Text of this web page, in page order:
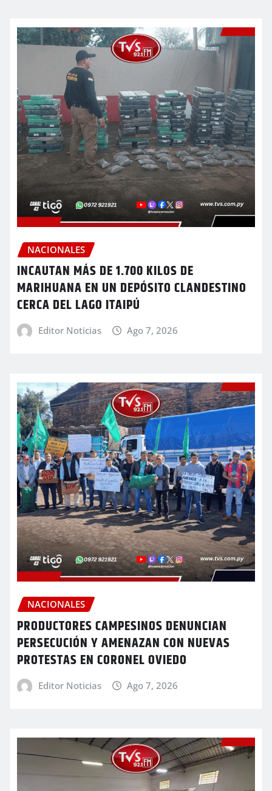
NACIONALES
INCAUTAN MÁS DE 1.700 KILOS DE
MARIHUANA EN UN DEPÓSITO CLANDESTINO
CERCA DEL LAGO ITAIPÚ
Editor Noticias Ago 7, 2026
NACIONALES
PRODUCTORES CAMPESINOS DENUNCIAN
PERSECUCIÓN Y AMENAZAN CON NUEVAS
PROTESTAS EN CORONEL OVIEDO
Editor Noticias Ago 7, 2026